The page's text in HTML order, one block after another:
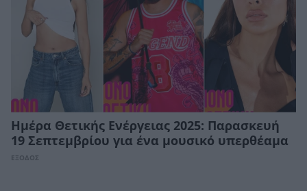
Ημέρα Θετικής Ενέργειας 2025: Παρασκευή
19 Σεπτεμβρίου για ένα μουσικό υπερθέαμα
ΕΞΟΔΟΣ